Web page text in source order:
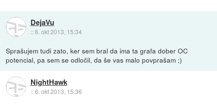
DejaVu
::6. okt 2013, 15:34
Sprašujem tudi zato, ker sem bral da ima ta grafa dober OC
potencial, pa sem se odločil, da še vas malo povprašam ;)
NightHawk
::6. okt 2013, 15:36